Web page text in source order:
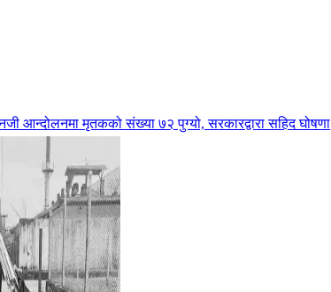
आन्दोलनमा मृतकको संख्या ७२ पुग्यो, सरकारद्वारा सहिद घोषणा